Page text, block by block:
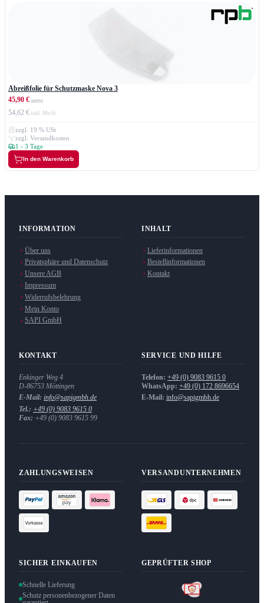
Abreißfolie für Schutzmaske Nova 3
54,62 €
45,90 €
zzgl. 19 % USt
zzgl. Versandkosten
1 - 3 Tage
In den Warenkorb
INFORMATION
Über uns
Privatsphäre und Datenschutz
Unsere AGB
Impressum
Widerrufsbelehrung
Mein Konto
SAPI GmbH
INHALT
Lieferinformationen
Bestellinformationen
Kontakt
KONTAKT
Enkinger Weg 4
D-86753 Möttingen
E-Mail: info@sapigmbh.de
Tel.: +49 (0) 9083 9615 0
Fax: +49 (0) 9083 9615 99
SERVICE UND HILFE
Telefon: +49 (0) 9083 9615 0
WhatsApp: +49 (0) 172 8696654
E-Mail: info@sapigmbh.de
ZAHLUNGSWEISEN VERSANDUNTERNEHMEN
SICHER EINKAUFEN
Schnelle Lieferung
Schutz personenbezogener Daten
GEPRÜFTER SHOP